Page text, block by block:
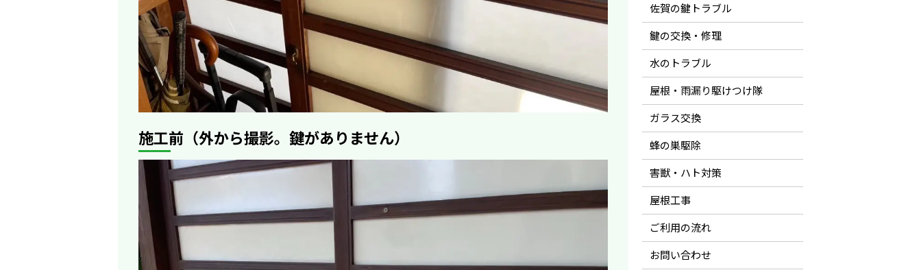
施工前（外から撮影。鍵がありません）
佐賀の鍵トラブル
鍵の交換・修理
水のトラブル
屋根・雨漏り駆けつけ隊
ガラス交換
蜂の巣駆除
害獣・ハト対策
屋根工事
ご利用の流れ
お問い合わせ